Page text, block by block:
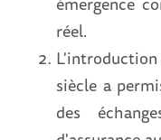
réel.
siècle a
des